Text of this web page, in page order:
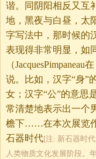
谐。同阴阳相反又互
地，黑夜与白昼，
字写法中，那时候的
表现得非常明显，如
（
说。比如，汉字“身”
女；汉字“公”的意思
常清楚地表示出一个
檐下……在本次展览
石器时代[注: 新石器时
人类物质文化发展阶段。